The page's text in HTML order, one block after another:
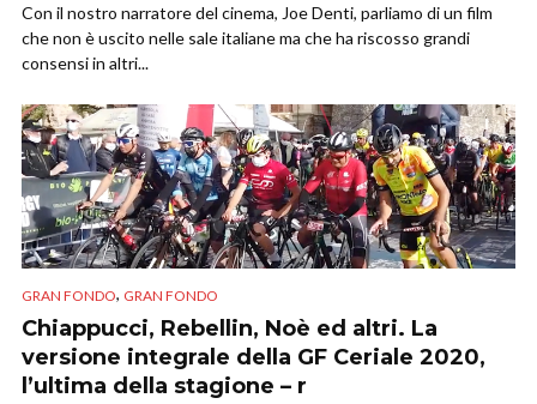
Con il nostro narratore del cinema, Joe Denti, parliamo di un film
che non è uscito nelle sale italiane ma che ha riscosso grandi
consensi in altri...
GRAN FONDO, GRAN FONDO
Chiappucci, Rebellin, Noè ed altri. La
versione integrale della GF Ceriale 2020,
l’ultima della stagione – r